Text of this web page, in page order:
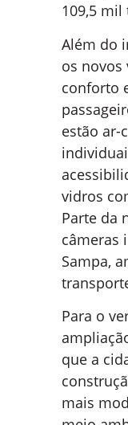
109,5 mil
Além do
os novos
conforto
estão ar-
vidros
Parte da
câmeras
Sampa,
Para o
que a
mais